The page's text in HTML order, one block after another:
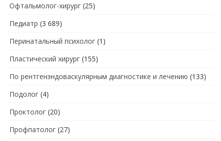
Офтальмолог-хирург (25)
Педиатр (3 689)
Перинатальный психолог (1)
Пластический хирург (155)
По рентгенэндоваскулярным диагностике и лечению (133)
Подолог (4)
Проктолог (20)
Профпатолог (27)